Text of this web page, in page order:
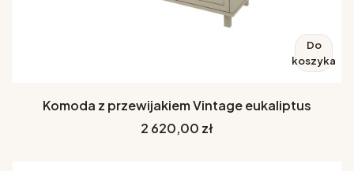
Do
koszyka
Komoda z przewijakiem Vintage eukaliptus
Cena
2 620,00 zł